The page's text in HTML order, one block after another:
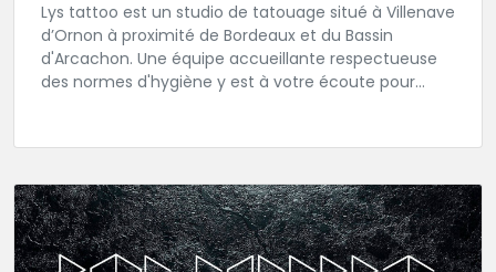
Lys tattoo est un studio de tatouage situé à Villenave
d’Ornon à proximité de Bordeaux et du Bassin
d'Arcachon. Une équipe accueillante respectueuse
des normes d'hygiène y est à votre écoute pour